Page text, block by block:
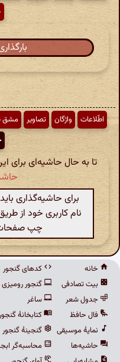
اطّلاعات واژگان تصاویر مشق
تا به حال حاشیه‌ای
برای حاشیه‌گذاری
نام کاربری خود از
چپ صفحات
خانه
بیت تصادفی
جدول شعر
فال حافظ
نمایهٔ موسیقی
حاشیه‌ها
کدهای گنجور
گنجور رومیزی
ساغر
کتابخانهٔ
گنجینهٔ گنجور
محاسبه‌گر